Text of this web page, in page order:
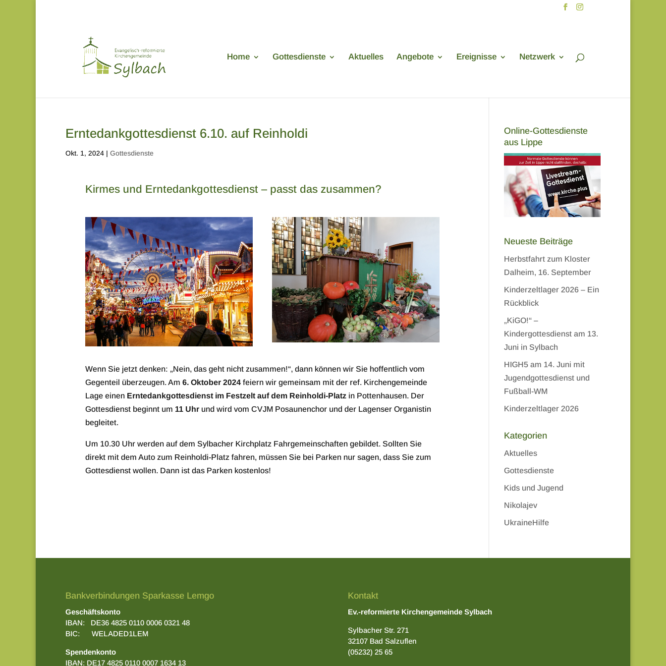
Home Gottesdienste Aktuelles Angebote Ereignisse Netzwerk
Erntedankgottesdienst 6.10. auf Reinholdi
Okt. 1, 2024 | Gottesdienste
Kirmes und Erntedankgottesdienst – passt das zusammen?
Wenn Sie jetzt denken: „Nein, das geht nicht zusammen!“, dann können wir Sie hoffentlich vom
Gegenteil überzeugen. Am 6. Oktober 2024feiern wir gemeinsam mit der ref. Kirchengemeinde
Lage einen Erntedankgottesdienst im Festzelt auf dem Reinholdi-Platzin Pottenhausen. Der
Gottesdienst beginnt um 11 Uhrund wird vom CVJM Posaunenchor und der Lagenser Organistin
begleitet.
Um 10.30 Uhr werden auf dem Sylbacher Kirchplatz Fahrgemeinschaften gebildet. Sollten Sie
direkt mit dem Auto zum Reinholdi-Platz fahren, müssen Sie bei Parken nur sagen, dass Sie zum
Gottesdienst wollen. Dann ist das Parken kostenlos!
Online-Gottesdienste
aus Lippe
Neueste Beiträge
Herbstfahrt zum Kloster
Dalheim, 16. September
Kinderzeltlager 2026 – Ein
Rückblick
„KiGO!“ –
Kindergottesdienst am 13.
Juni in Sylbach
HIGH5 am 14. Juni mit
Jugendgottesdienst und
Fußball-WM
Kinderzeltlager 2026
Kategorien
Aktuelles
Gottesdienste
Kids und Jugend
Nikolajev
UkraineHilfe
Bankverbindungen Sparkasse Lemgo
Geschäftskonto
IBAN: DE36 4825 0110 0006 0321 48
BIC: WELADED1LEM
Spendenkonto
IBAN: DE17 4825 0110 0007 1634 13
Kontakt
Ev.-reformierte Kirchengemeinde Sylbach
Sylbacher Str. 271
32107 Bad Salzuflen
(05232) 25 65